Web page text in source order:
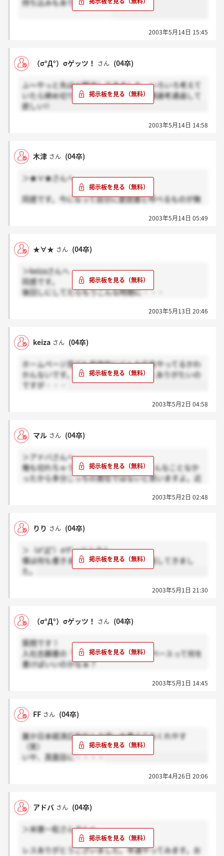
持ち込みもありらしいが。
2003年5月14日 15:45
（σ°Д°）σゲッツ！ さん (04卒)
ふ～やっと先ほど郵送してきました。いろいろ考えて
いたら締め切り直前になっていた…書類選考通過して
欲しい!!
2003年5月14日 14:58
木津 さん (04卒)
＞★∀★さんへ
同感です。今になって自分に愛読書と呼べるものが無
2003年5月14日 05:49
★∀★ さん (04卒)
＞keizaさんへ
同感です。
後回しにしてたらもうこんな時期に・・・
2003年5月13日 20:46
keiza さん (04卒)
ホームページ見ても具体的にどんな広告やってるかわ
かんないです。誰か教えていただけるとありがたいの
ですが・・・
2003年5月2日 04:58
マル さん (04卒)
＞アドバさんへ
俺も切れちゃうんですよ(笑)。今までそんなことなか
ったから多分こっちの責任ではないと思いますよ。近
2003年5月2日 02:48
りり さん (04卒)
＞（σ°Д°）σゲッツ！さん
僕は何も書きませんでしたよ。昨日郵送してきまし
た。
2003年5月1日 21:30
（σ°Д°）σゲッツ！ さん (04卒)
質問です！
入社志願書の「自己PR」の右の空欄スペースって何を
書けばいいのかなぁ？
も何も書かなくていいのか迷ってます。2003年5月1日 14:45
FF さん (04卒)
誰か日本経済広告社との違いを教えておくれやす
（笑）
いや、真面目に・・・・
2003年4月26日 20:06
アドバ さん (04卒)
＞米俵一粒さんさんへ
レスありがとうございました。早速やってみます。お